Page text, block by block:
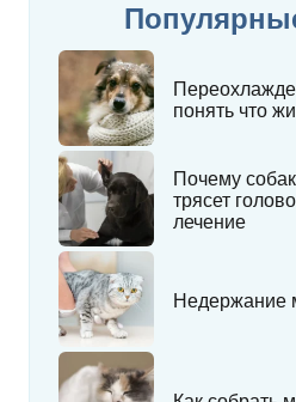
понять что
Почему
трясет
лечение
Недержание